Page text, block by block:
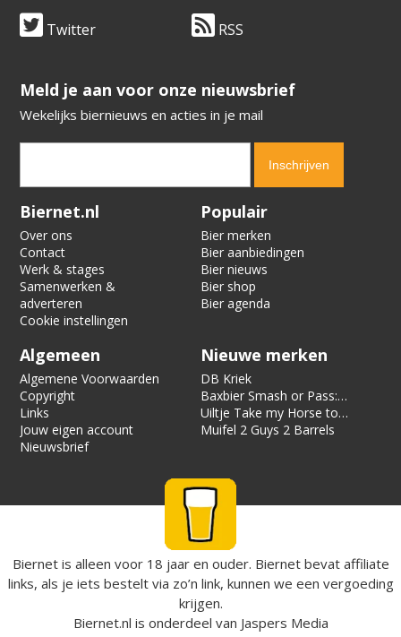
Twitter RSS
​​​​​​​Meld je aan voor onze nieuwsbrief
Wekelijks biernieuws en acties in je mail
Verification code:
Biernet.nl
Over ons
Contact
Werk & stages
Samenwerken &
adverteren
Cookie instellingen
Populair
Bier merken
Bier aanbiedingen
Bier nieuws
Bier shop
Bier agenda
Algemeen
Algemene Voorwaarden
Copyright
Links
Jouw eigen account
Nieuwsbrief
Nieuwe merken
DB Kriek
Baxbier Smash or Pass:
Strata
Uiltje Take my Horse to
the Hotel Room
Muifel 2 Guys 2 Barrels
Biernet is alleen voor 18 jaar en ouder. Biernet bevat affiliate
links, als je iets bestelt via zo’n link, kunnen we een vergoeding
krijgen.
Biernet.nl is onderdeel van Jaspers Media